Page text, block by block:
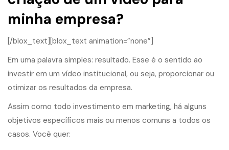
minha empresa?
[/blox_text][blox_text animation=”none”]
Em uma palavra simples: resultado. Esse é o sentido ao
investir em um vídeo institucional, ou seja, proporcionar ou
otimizar os resultados da empresa.
Assim como todo investimento em marketing, há alguns
objetivos específicos mais ou menos comuns a todos os
casos. Você quer: